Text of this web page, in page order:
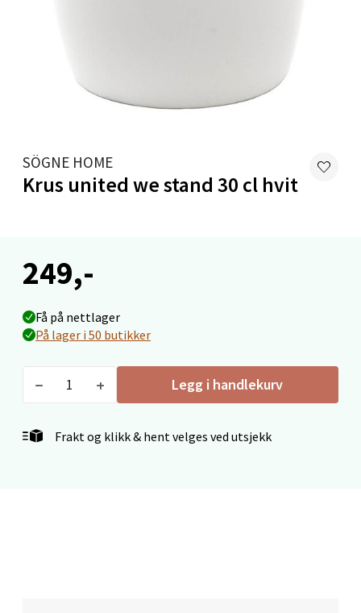
SÖGNE HOME
Krus united we stand 30 cl hvit
249,-
Få på nettlager
På lager i 50 butikker
Legg i handlekurv
Frakt og klikk & hent velges ved utsjekk
Levanger - Magneten
Åpent i dag 10-20
8 i butikk
Mandal - Alti Mandal